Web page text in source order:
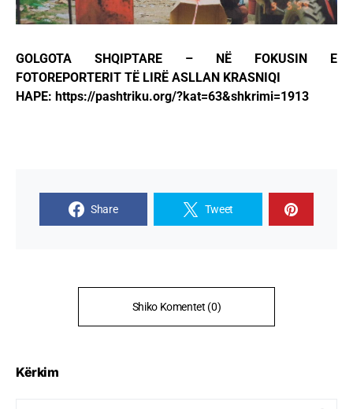
GOLGOTA SHQIPTARE – NË FOKUSIN E
FOTOREPORTERIT TË LIRË ASLLAN KRASNIQI
HAPE: https://pashtriku.org/?kat=63&shkrimi=1913
Share Tweet
Shiko Komentet (0)
Kërkim